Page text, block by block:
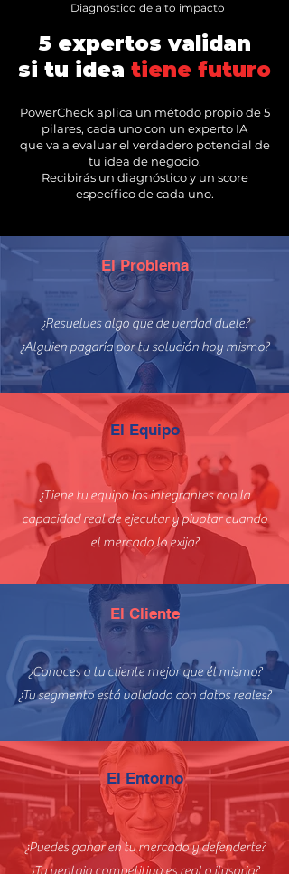
Diagnóstico de alto impacto
5 expertos validan
si tu idea tiene futuro
PowerCheck aplica un método propio de 5
pilares, cada uno con un experto IA
que va a evaluarel verdadero potencial de
tu idea de negocio.
Recibirás un diagnóstico y un score
específico de cada uno.
El Problema
¿Resuelves algo que de verdad duele?
¿Alguien pagaría por tu solución hoy mismo?
El Equipo
¿Tiene tu equipo los integrantes con la
capacidad real de ejecutar y pivotar cuando
el mercado lo exija?
El Cliente
¿Conoces a tu cliente mejor que él mismo?
¿Tu segmento está validado con datos reales?
El Entorno
¿Puedes ganar en tu mercado y defenderte?
¿Tu ventaja competitiva es real o ilusoria?